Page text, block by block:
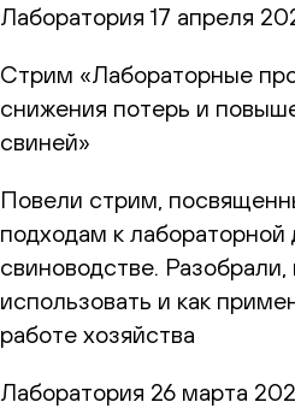
Лаборатория 17 апреля
Стрим «Лабораторные
снижения потерь и
свиней»
Повели стрим,
подходам к лабораторной
свиноводстве.
использовать и как
работе хозяйства
Лаборатория 26 марта